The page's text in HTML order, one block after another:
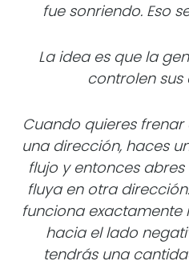
fue sonriendo. Eso
La idea es que la
controlen sus
Cuando quieres
una dirección, haces
flujo y entonces
fluya en otra
funciona exactamente
hacia el lado
tendrás una